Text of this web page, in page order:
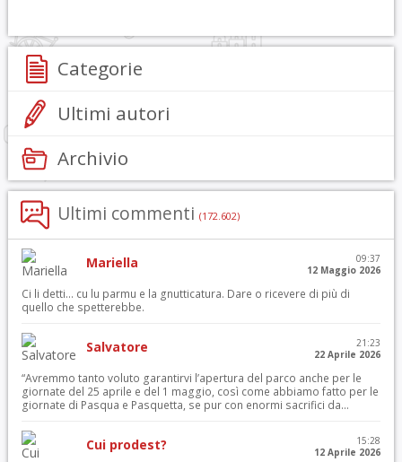
Categorie
Ultimi autori
Archivio
Ultimi commenti (172.602)
Mariella
09:37
12 Maggio 2026
Ci li detti… cu lu parmu e la gnutticatura. Dare o ricevere di più di
quello che spetterebbe.
Salvatore
21:23
22 Aprile 2026
“Avremmo tanto voluto garantirvi l’apertura del parco anche per le
giornate del 25 aprile e del 1 maggio, così come abbiamo fatto per le
giornate di Pasqua e Pasquetta, se pur con enormi sacrifici da...
Cui prodest?
15:28
12 Aprile 2026